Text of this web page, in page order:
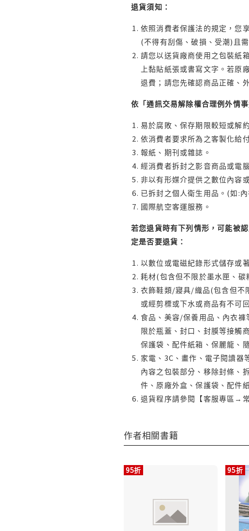
退貨須知：
依照消費者保護法的規定，您
(不得有刮傷、破損、受潮)且
請您以送貨廠商使用之包裝紙
上黏貼紙張或書寫文字。若
退費；請您先確認商品正確、
依「通訊交易解除權合理例外情
易於腐敗、保存期限較短或解
依消費者要求所為之客製化給
報紙、期刊或雜誌。
經消費者拆封之影音商品或電
非以有形媒介提供之數位內容
已拆封之個人衛生用品。(如:
國際航空客運服務。
若您退貨時有下列情形，可能被
定是否要退貨：
以數位或電磁紀錄形式儲存或
耗材(包含但不限於墨水匣、
衣飾鞋類/寢具/織品(包含但不
或經剪標或下水或商品有不可
食品、美容/保養用品、內衣
限於瓶蓋、封口、封膜等接觸
保護袋、配件紙箱、保麗龍、
家電、3C、畫作、電子閱讀
內容之包裝部分、移除封條、
件、原廠外盒、保護袋、配件
退貨程序請參閱【客服專區→
作者相關書籍
95折 95折